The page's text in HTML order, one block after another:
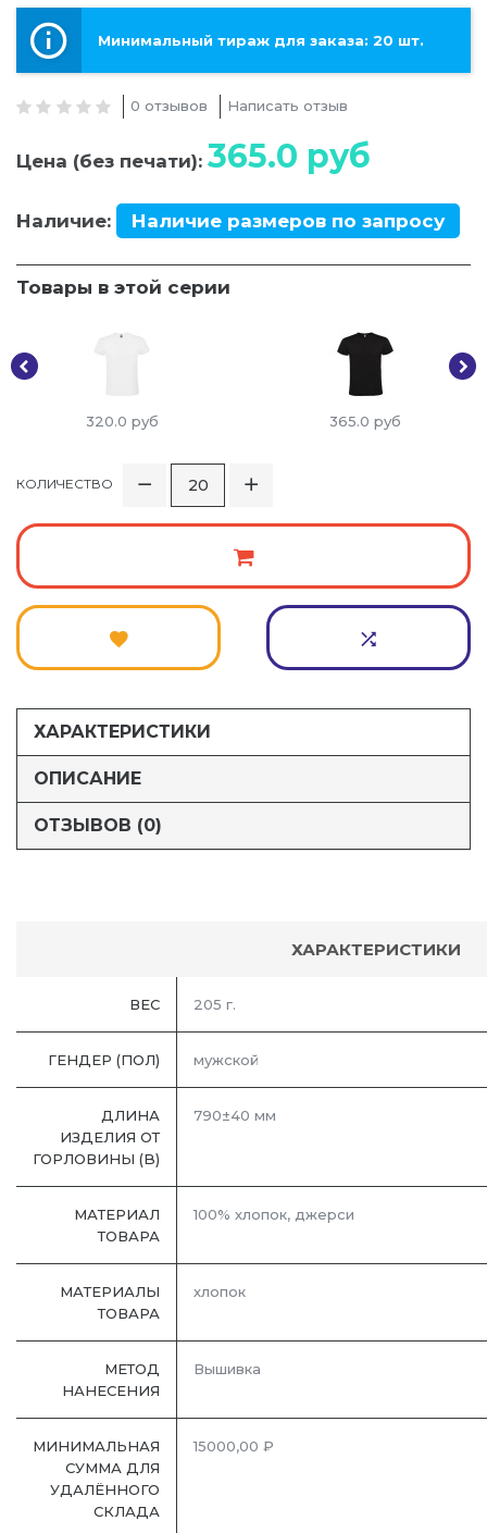
Минимальный тираж для заказа: 20 шт.
0 отзывов Написать отзыв
Цена (без печати): 365.0 руб
Наличие: Наличие размеров по запросу
Товары в этой серии
320.0 руб 365.0 руб
КОЛИЧЕСТВО
ХАРАКТЕРИСТИКИ
ОПИСАНИЕ
ОТЗЫВОВ (0)
ХАРАКТЕРИСТИКИ
ВЕС 205 г.
ГЕНДЕР (ПОЛ) мужской
ДЛИНА
ИЗДЕЛИЯ ОТ
ГОРЛОВИНЫ (B)
790±40 мм
МАТЕРИАЛ
ТОВАРА
100% хлопок, джерси
МАТЕРИАЛЫ
ТОВАРА
хлопок
МЕТОД
НАНЕСЕНИЯ
Вышивка
МИНИМАЛЬНАЯ
СУММА ДЛЯ
УДАЛЁННОГО
СКЛАДА
15000,00 ₽